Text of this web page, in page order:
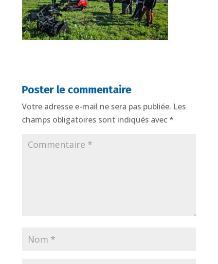
Poster le commentaire
Votre adresse e-mail ne sera pas publiée. Les
champs obligatoires sont indiqués avec*